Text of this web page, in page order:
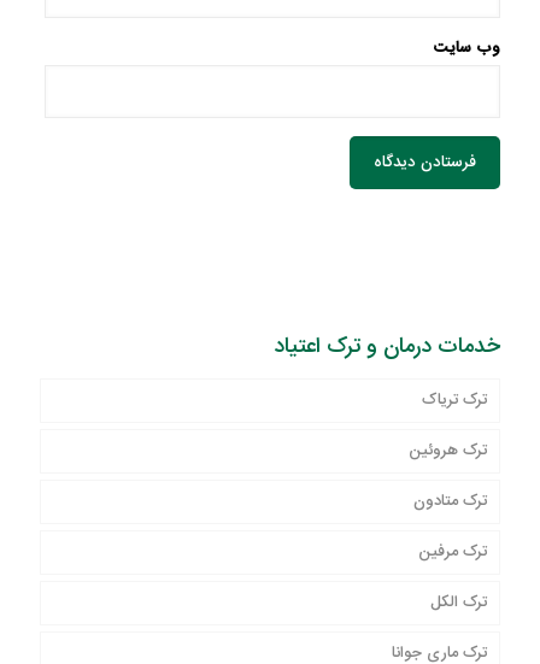
وب‌ سایت
خدمات درمان و ترک اعتیاد
ترک تریاک
ترک هروئین
ترک متادون
ترک مرفین
ترک الکل
ترک ماری جوانا